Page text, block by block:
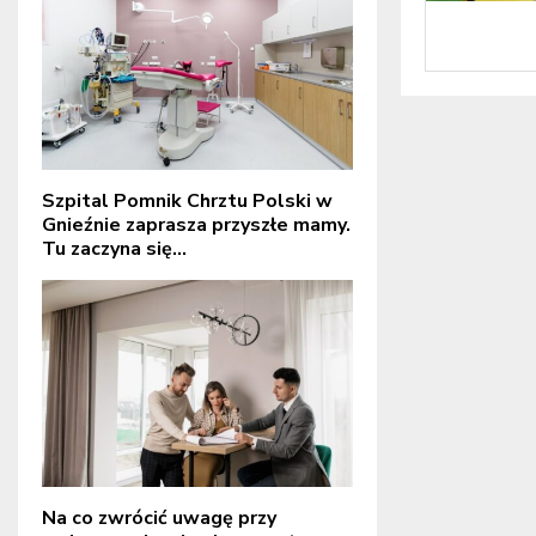
Szpital Pomnik Chrztu Polski w
Gnieźnie zaprasza przyszłe mamy.
Tu zaczyna się...
Na co zwrócić uwagę przy